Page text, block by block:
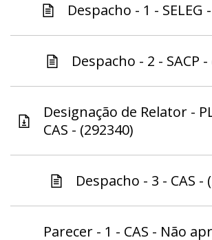
Despacho - 1 - SELEG
Despacho - 2 - SACP
Designação de Relator -
CAS - (292340)
Despacho - 3 - CAS -
Parecer - 1 - CAS - Não